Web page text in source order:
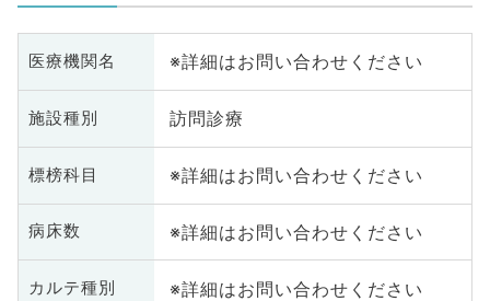
医療機関名 ※詳細はお問い合わせください
施設種別 訪問診療
標榜科目 ※詳細はお問い合わせください
病床数 ※詳細はお問い合わせください
カルテ種別 ※詳細はお問い合わせください